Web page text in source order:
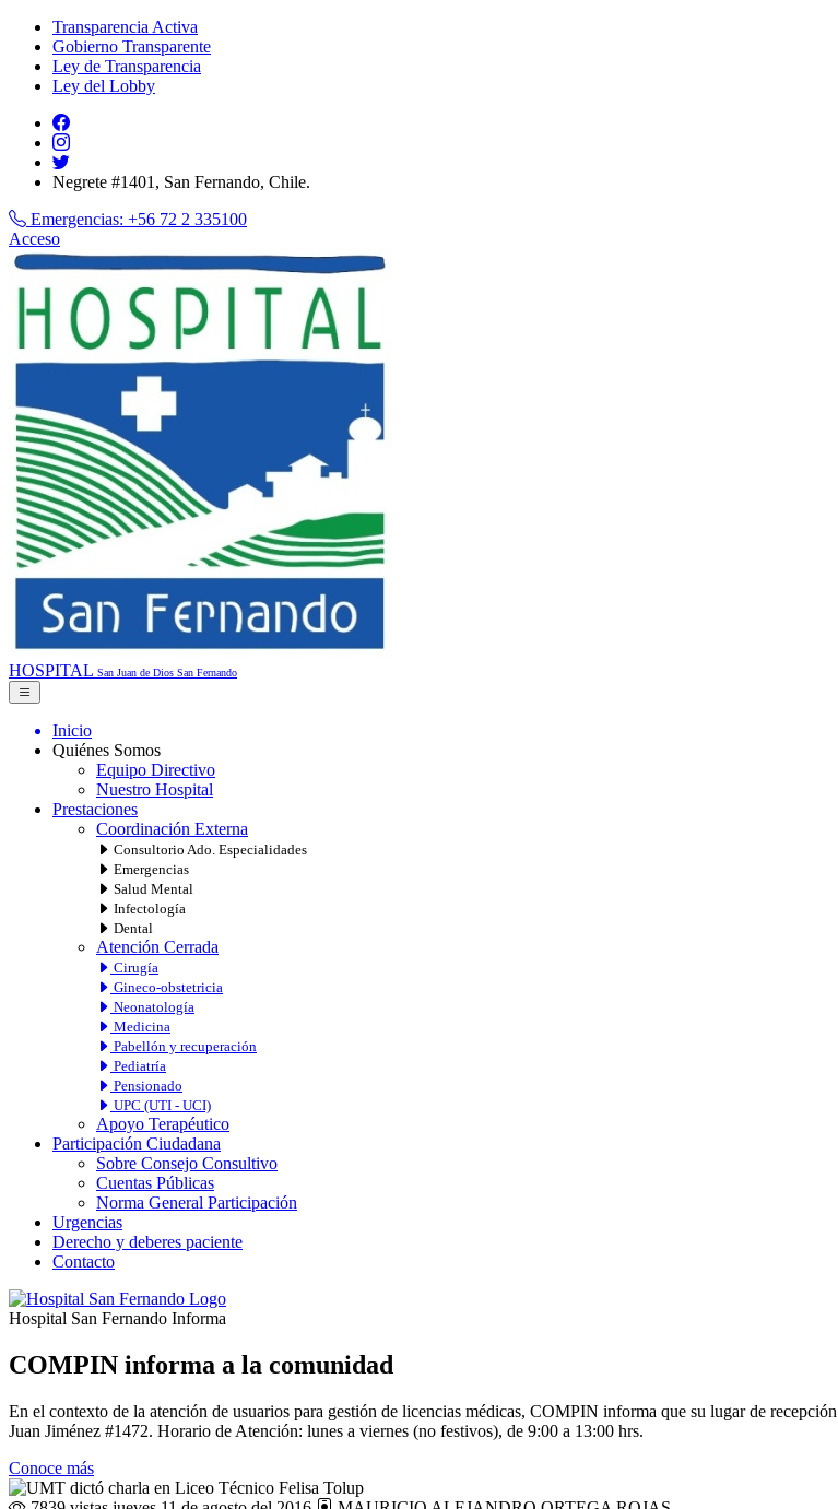
Transparencia Activa
Gobierno Transparente
Ley de Transparencia
Ley del Lobby
Negrete #1401, San Fernando, Chile.
Emergencias: +56 72 2 335100
Acceso
HOSPITAL San Juan de Dios San Fernando
Inicio
Quiénes Somos
Equipo Directivo
Nuestro Hospital
Prestaciones
Coordinación Externa
Consultorio Ado. Especialidades
Emergencias
Salud Mental
Infectología
Dental
Atención Cerrada
Cirugía
Gineco-obstetricia
Neonatología
Medicina
Pabellón y recuperación
Pediatría
Pensionado
UPC (UTI - UCI)
Apoyo Terapéutico
Participación Ciudadana
Sobre Consejo Consultivo
Cuentas Públicas
Norma General Participación
Urgencias
Derecho y deberes paciente
Contacto
Hospital San Fernando Informa
COMPIN informa a la comunidad
En el contexto de la atención de usuarios para gestión de licencias médicas, COMPIN informa que su lugar de
Juan Jiménez #1472. Horario de Atención: lunes a viernes (no festivos), de 9:00 a 13:00 hrs.
Conoce más